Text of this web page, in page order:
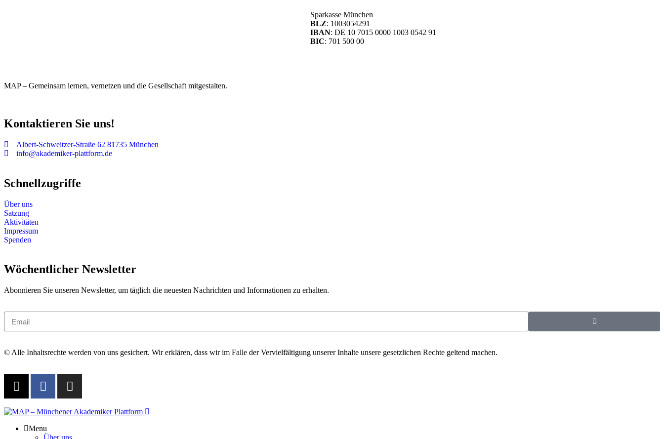
Sparkasse München
BLZ: 1003054291
IBAN: DE 10 7015 0000 1003 0542 91
BIC: 701 500 00
MAP – Gemeinsam lernen, vernetzen und die Gesellschaft mitgestalten.
Kontaktieren Sie uns!
Albert-Schweitzer-Straße 62 81735 München
info@akademiker-plattform.de
Schnellzugriffe
Über uns
Satzung
Aktivitäten
Impressum
Spenden
Wöchentlicher Newsletter
Abonnieren Sie unseren Newsletter, um täglich die neuesten Nachrichten und Informationen zu erhalten.
© Alle Inhaltsrechte werden von uns gesichert. Wir erklären, dass wir im Falle der Vervielfältigung unserer Inhalte unsere gesetzlichen Rechte geltend machen.
Menu